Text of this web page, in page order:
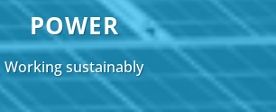
POWER
Working sustainably